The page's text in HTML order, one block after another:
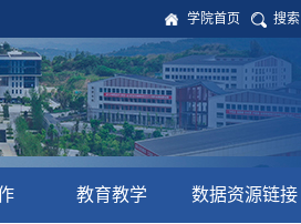
学院首页 搜索
教育教学 数据资源链接